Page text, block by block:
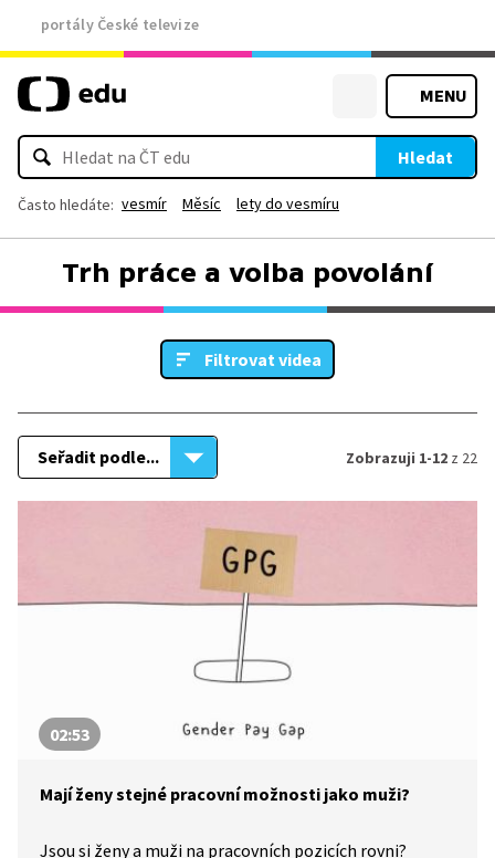
portály České televize
MENU
Hledat
Často hledáte: vesmír Měsíc lety do vesmíru
Trh práce a volba povolání
Filtrovat videa
Seřadit podle... Zobrazuji 1-12 z 22
02:53
Mají ženy stejné pracovní možnosti jako muži?
Jsou si ženy a muži na pracovních pozicích rovni?